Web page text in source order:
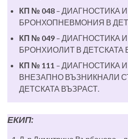
КП № 048 – ДИАГНОСТИКА
БРОНХОПНЕВМОНИЯ В
КП № 049 – ДИАГНОСТИКА
БРОНХИОЛИТ В ДЕТСКАТА
КП № 111 – ДИАГНОСТИКА
ВНЕЗАПНО ВЪЗНИКНАЛИ
ДЕТСКАТА ВЪЗРАСТ.
ЕКИП: